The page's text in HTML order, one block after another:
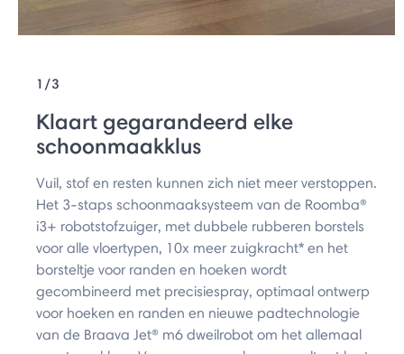
1/3
Klaart gegarandeerd elke
schoonmaakklus
Vuil, stof en resten kunnen zich niet meer verstoppen.
Het 3-staps schoonmaaksysteem van de Roomba®
i3+ robotstofzuiger, met dubbele rubberen borstels
voor alle vloertypen, 10x meer zuigkracht* en het
borsteltje voor randen en hoeken wordt
gecombineerd met precisiespray, optimaal ontwerp
voor hoeken en randen en nieuwe padtechnologie
van de Braava Jet® m6 dweilrobot om het allemaal